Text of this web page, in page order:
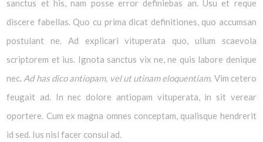
sanctus et his, nam posse error definiebas an. Usu et reque
discere fabellas. Quo cu prima dicat definitiones, quo accumsan
postulant ne. Ad explicari vituperata quo, ullum scaevola
scriptorem et ius. Ignota sanctus vix ne, ne quis labore denique
nec. Ad has dico antiopam, vel ut utinam eloquentiam. Vim cetero
feugait ad. In nec dolore antiopam vituperata, in sit verear
oportere. Cum ex magna omnes conceptam, qualisque hendrerit
id sed. Ius nisl facer consul ad.